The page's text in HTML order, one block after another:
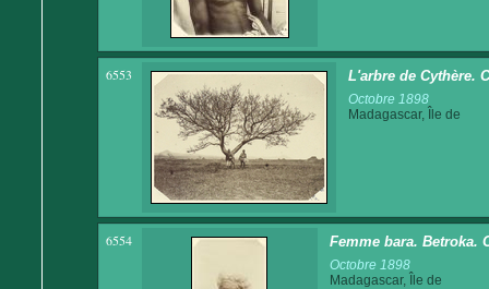
6553 L'arbre de Cythère.
Octobre 1898
Madagascar, Île de
6554 Femme bara. Betroka.
Octobre 1898
Madagascar, Île de